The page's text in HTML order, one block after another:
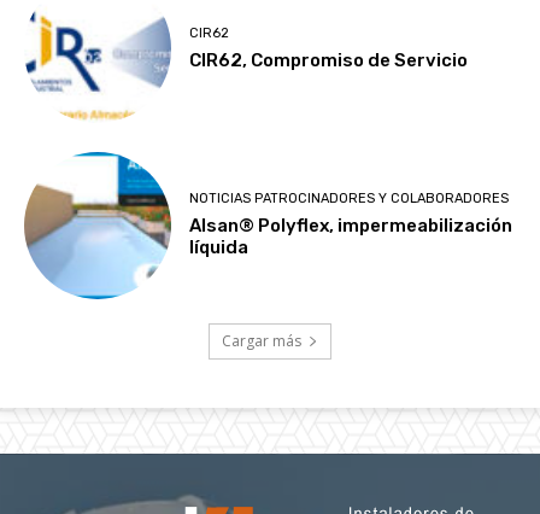
CIR62
CIR62, Compromiso de Servicio
NOTICIAS PATROCINADORES Y COLABORADORES
Alsan® Polyflex, impermeabilización
líquida
Cargar más